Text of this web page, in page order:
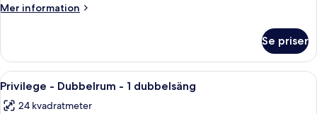
-
trädgården
Mer information
Mer
dubbelrum
1
dubbelsäng
Se priser
Öppna
alla
Värdeförvaringsskåp på rummet,
7
Privilege - Dubbelrum - 1 dubbelsäng
24 kvadratmeter